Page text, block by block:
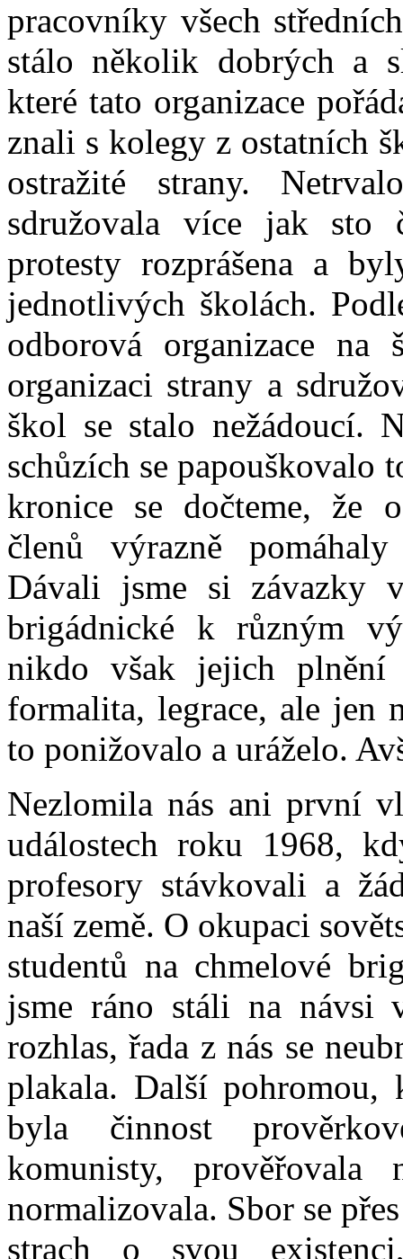
pracovníky všech
stálo několik dobrých a
které tato organizace
znali s kolegy z ostatních
ostražité strany.
sdružovala více jak sto
protesty rozprášena a
jednotlivých školách.
odborová organizace na
organizaci strany a
škol se stalo nežádoucí.
schůzích se papouškovalo
kronice se dočteme, že
členů výrazně
Dávali jsme si závazky
brigádnické k různým
nikdo však jejich
formalita, legrace, ale jen
to ponižovalo a uráželo.
Nezlomila nás ani první
událostech roku 1968,
profesory stávkovali a
naší země. O okupaci
studentů na chmelové
jsme ráno stáli na návsi
rozhlas, řada z nás se
plakala. Další pohromou,
byla činnost
komunisty,
normalizovala. Sbor se
strach o svou